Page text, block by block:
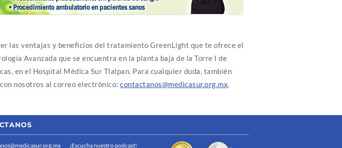
las ventajas y beneficios del tratamiento GreenLight que te ofrece el
Avanzada que se encuentra en la planta baja de la Torre I de
en el Hospital Médica Sur Tlalpan. Para cualquier duda, también
nosotros al correo electrónico:contactanos@medicasur.org.mx.
¡Escucha nuestro podcast!